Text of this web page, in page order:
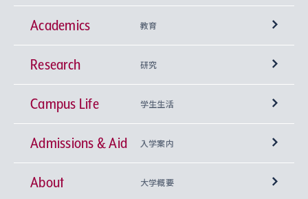
Academics 教育
学部
神学部
文学部
総合人間科学部
興味から学科を探す
上智大学の全学共通教育
基盤教育センター
上智大学の語学教育
Research 研究
研究所 等
キリスト教文化研究所
中世思想研究所
Sophia Open Research Weeks (SORW)
産官学連携
Campus Life 学生生活
学期区分と授業時間割
課外活動
Admissions & Aid 入学案内
上智大学で取得できる学位
About 大学概要